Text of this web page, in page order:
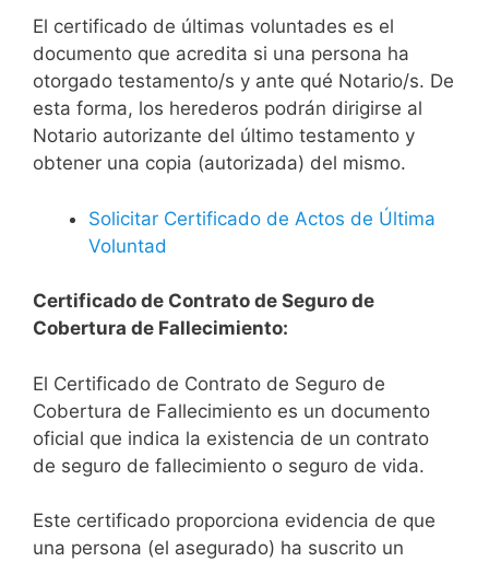
El certificado de últimas voluntades es el
documento que acredita si una persona ha
otorgado testamento/s y ante qué Notario/s. De
esta forma, los herederos podrán dirigirse al
Notario autorizante del último testamento y
obtener una copia (autorizada) del mismo.
Solicitar Certificado de Actos de Última
Voluntad
Certificado de Contrato de Seguro de
Cobertura de Fallecimiento:
El Certificado de Contrato de Seguro de
Cobertura de Fallecimiento es un documento
oficial que indica la existencia de un contrato
de seguro de fallecimiento o seguro de vida.
Este certificado proporciona evidencia de que
una persona (el asegurado) ha suscrito un